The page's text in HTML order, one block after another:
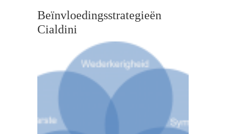
Beïnvloedingsstrategieën
Cialdini